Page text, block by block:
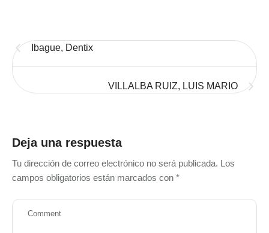
Ibague, Dentix
VILLALBA RUIZ, LUIS MARIO
Deja una respuesta
Tu dirección de correo electrónico no será publicada. Los
campos obligatorios están marcados con *